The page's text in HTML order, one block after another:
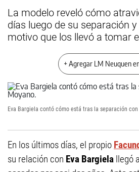
La modelo reveló cómo
días luego de su separación
motivo que los llevó a tomar
+ Agregar LM Neuquen
Eva Bargiela contó cómo está tras la separación con
En los últimos días, el propio
su relación con Eva Bargiela llegó